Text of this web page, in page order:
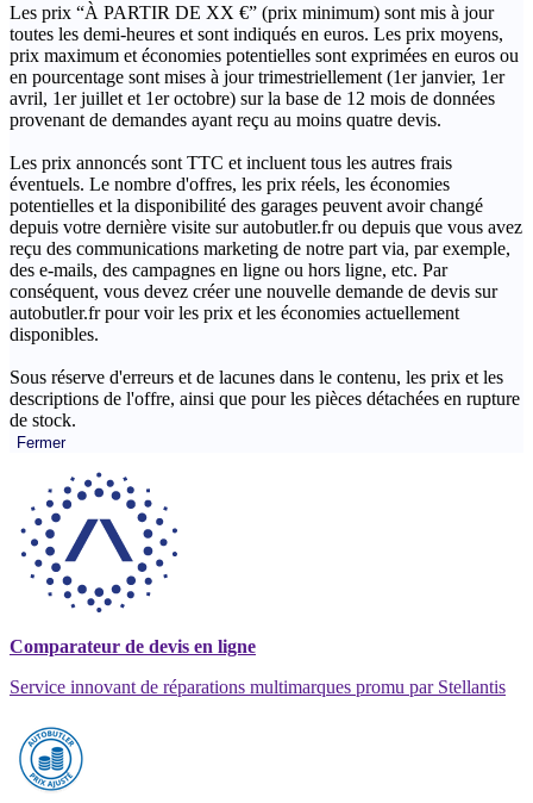
Les prix “À PARTIR DE XX €” (prix minimum) sont mis à jour
toutes les demi-heures et sont indiqués en euros. Les prix moyens,
prix maximum et économies potentielles sont exprimées en euros ou
en pourcentage sont mises à jour trimestriellement (1er janvier, 1er
avril, 1er juillet et 1er octobre) sur la base de 12 mois de données
provenant de demandes ayant reçu au moins quatre devis.
Les prix annoncés sont TTC et incluent tous les autres frais
éventuels. Le nombre d'offres, les prix réels, les économies
potentielles et la disponibilité des garages peuvent avoir changé
depuis votre dernière visite sur autobutler.fr ou depuis que vous avez
reçu des communications marketing de notre part via, par exemple,
des e-mails, des campagnes en ligne ou hors ligne, etc. Par
conséquent, vous devez créer une nouvelle demande de devis sur
autobutler.fr pour voir les prix et les économies actuellement
disponibles.
Sous réserve d'erreurs et de lacunes dans le contenu, les prix et les
descriptions de l'offre, ainsi que pour les pièces détachées en rupture
de stock.
Fermer
Comparateur de devis en ligne
Service innovant de réparations multimarques promu par Stellantis